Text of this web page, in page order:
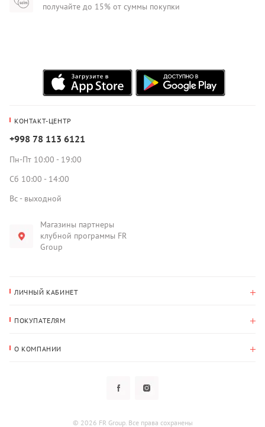
получайте до 15% от суммы покупки
КОНТАКТ-ЦЕНТР
+998 78 113 6121
Пн-Пт 10:00 - 19:00
Сб 10:00 - 14:00
Вс - выходной
Магазины партнеры
клубной программы FR
Group
ЛИЧНЫЙ КАБИНЕТ
Адрес для доставки
ПОКУПАТЕЛЯМ
О КОМПАНИИ
Политика конфиденциальности
© 2026 FR Group. Все права сохранены